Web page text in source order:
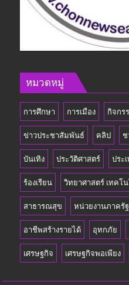
หมวดหมู่
การศึกษา การเมือง กิจกร
ข่าวประชาสัมพันธ์ คลิป
บันเทิง ประวัติศาสตร์ ประ
ร้องเรียน วิทยาศาสตร์ เทคโ
สาธารณสุข หน่วยงานภาครัฐ
อาชีพสร้างรายได้ อุทกภัย
เศรษฐกิจ เศรษฐกิจพอเพียง